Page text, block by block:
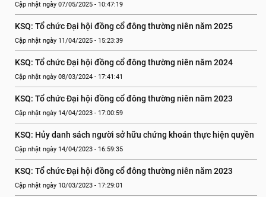
Cập nhật ngày 07/05/2025 - 10:47:19
KSQ: Tổ chức Đại hội đồng cổ đông thường niên năm 2025
Cập nhật ngày 11/04/2025 - 15:23:39
KSQ: Tổ chức Đại hội đồng cổ đông thường niên năm 2024
Cập nhật ngày 08/03/2024 - 17:41:41
KSQ: Tổ chức Đại hội đồng cổ đông thường niên năm 2023
Cập nhật ngày 14/04/2023 - 17:00:59
KSQ: Hủy danh sách người sở hữu chứng khoán thực hiện quyền
Cập nhật ngày 14/04/2023 - 16:59:35
KSQ: Tổ chức Đại hội đồng cổ đông thường niên năm 2023
Cập nhật ngày 10/03/2023 - 17:29:01